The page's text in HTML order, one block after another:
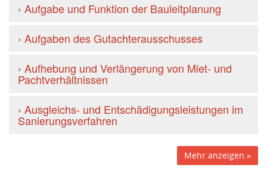
› Aufgabe und Funktion der Bauleitplanung
› Aufgaben des Gutachterausschusses
› Aufhebung und Verlängerung von Miet- und
Pachtverhältnissen
› Ausgleichs- und Entschädigungsleistungen im
Sanierungsverfahren
Mehr anzeigen »